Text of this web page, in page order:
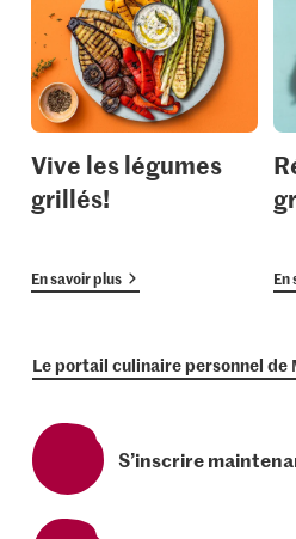
Vive les légumes
grillés!
En savoir plus En
Le portail culinaire personnel de
S’inscrire